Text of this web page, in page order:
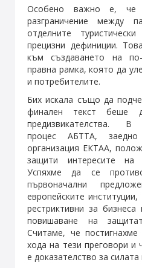
Особено важно е, че
разграничение между
отделните
прецизни дефиниции.
към създаването на
правна рамка, която да
и потребителите.
Бих искала също да
финален текст беше
процесАБТТА,
организация ЕКТАА,
защити интересите на
Успяхме да се
първоначални
европейските
рестриктивни за
повишаване на
Считаме, че
хода на тези преговори и
е доказателство за силата